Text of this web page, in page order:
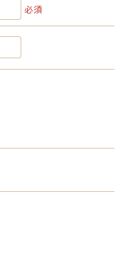
必須